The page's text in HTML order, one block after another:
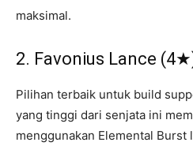
maksimal.
2. Favonius Lance
Pilihan terbaik untuk build
yang tinggi dari senjata ini
menggunakan Elemental